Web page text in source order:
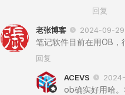
回复
老张博客 2024-09-29
笔记软件目前在用OB，
回复
ACEVS
ob确实好用哈。